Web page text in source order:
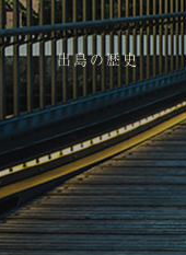
出島の歴史